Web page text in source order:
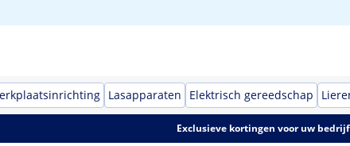
Lasapparaten Elektrisch gereedschap
Exclusieve kortingen voor uw bedrijf